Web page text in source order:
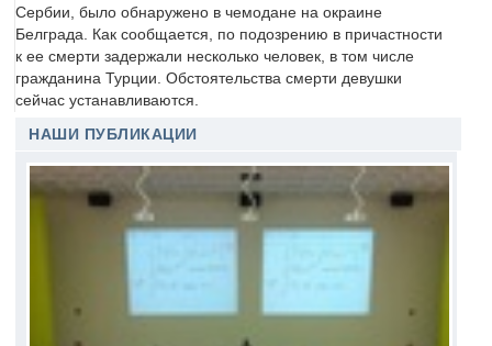
Сербии, было обнаружено в чемодане на окраине
Белграда. Как сообщается, по подозрению в причастности
к ее смерти задержали несколько человек, в том числе
гражданина Турции. Обстоятельства смерти девушки
сейчас устанавливаются.
НАШИ ПУБЛИКАЦИИ